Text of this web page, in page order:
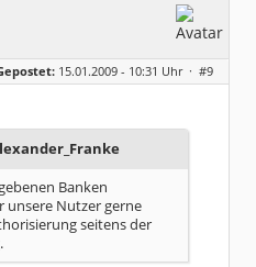
15.01.2009 - 10:31 Uhr · #9
Banken
Nutzer gerne
seitens der